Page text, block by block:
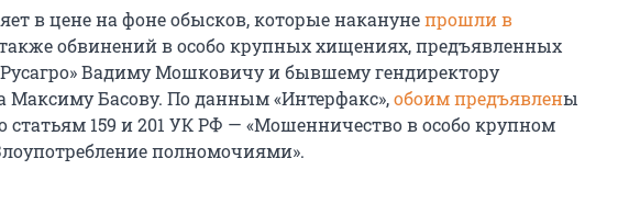
в цене на фоне обысков, которые наканунепрошли в
обвинений в особо крупных хищениях, предъявленных
Вадиму Мошковичу и бывшему гендиректору
Максиму Басову. По данным «Интерфакс»,обоим предъявлены
статьям 159 и 201 УК РФ — «Мошенничество в особо крупном
полномочиями».